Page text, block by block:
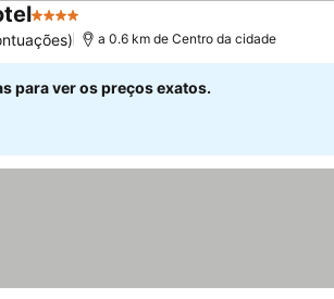
4 Estrelas
a 0.6 km de Centro da cidade
para ver os preços exatos.